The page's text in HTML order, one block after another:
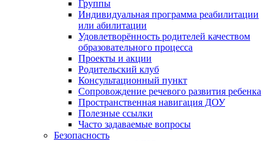
Группы
Индивидуальная программа реабилитации
или абилитации
Удовлетворённость родителей качеством
образовательного процесса
Проекты и акции
Родительский клуб
Консультационный пункт
Сопровождение речевого развития ребенка
Пространственная навигация ДОУ
Полезные ссылки
Часто задаваемые вопросы
Безопасность